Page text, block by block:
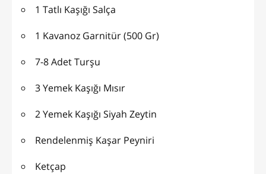
1 Tatlı Kaşığı Salça
1 Kavanoz Garnitür (500 Gr)
7-8 Adet Turşu
3 Yemek Kaşığı Mısır
2 Yemek Kaşığı Siyah Zeytin
Rendelenmiş Kaşar Peyniri
Ketçap